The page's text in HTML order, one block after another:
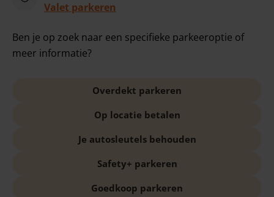
Valet parkeren
Ben je op zoek naar een specifieke parkeeroptie of
meer informatie?
Overdekt parkeren
Op locatie betalen
Je autosleutels behouden
Safety+ parkeren
Goedkoop parkeren